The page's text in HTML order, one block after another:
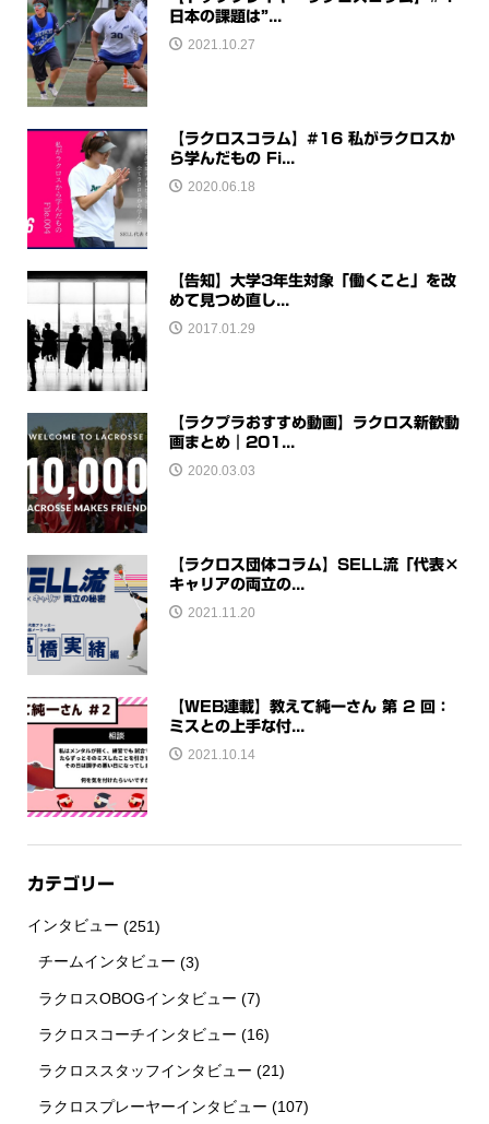
日本の課題は”...
2021.10.27
【ラクロスコラム】#16 私がラクロスか
ら学んだもの Fi...
2020.06.18
【告知】大学3年生対象「働くこと」を改
めて見つめ直し...
2017.01.29
【ラクプラおすすめ動画】ラクロス新歓動
画まとめ｜201...
2020.03.03
【ラクロス団体コラム】SELL流「代表×
キャリアの両立の...
2021.11.20
【WEB連載】教えて純一さん 第 2 回：
ミスとの上手な付...
2021.10.14
カテゴリー
インタビュー (251)
チームインタビュー (3)
ラクロスOBOGインタビュー (7)
ラクロスコーチインタビュー (16)
ラクロススタッフインタビュー (21)
ラクロスプレーヤーインタビュー (107)